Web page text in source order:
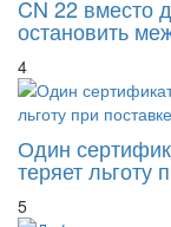
остановить
4
Один
теряет льготу
5